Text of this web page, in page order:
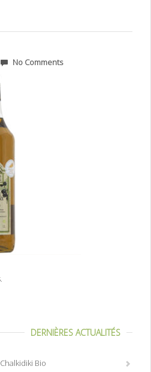
No Comments
DERNIÈRES ACTUALITÉS
Bio